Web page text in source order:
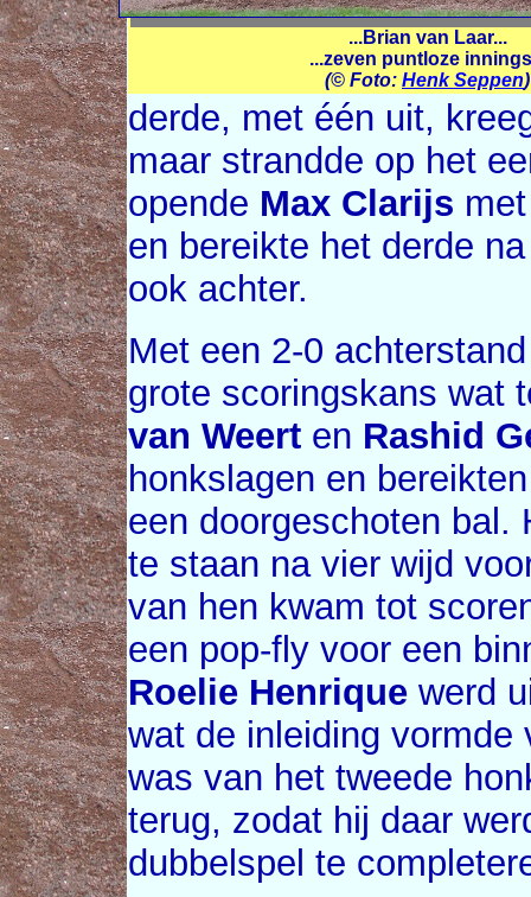
...Brian van Laar...
...zeven puntloze
(© Foto: Henk Seppen)
derde, met één uit,
maar strandde op het
opende Max Clarijs
en bereikte het derde
ook achter.
Met een 2-0
grote scoringskans wat
van Weerten Rashid
honkslagen en
een doorgeschoten bal.
te staan na vier wijd
van hen kwam tot
een pop-fly voor een
Roelie Henriquewerd
wat de inleiding vormde
was van het tweede
terug, zodat hij daar
dubbelspel te